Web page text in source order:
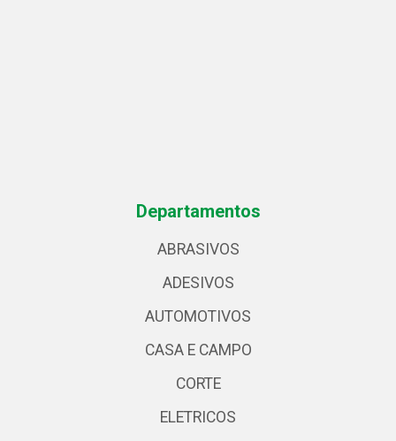
Departamentos
ABRASIVOS
ADESIVOS
AUTOMOTIVOS
CASA E CAMPO
CORTE
ELETRICOS